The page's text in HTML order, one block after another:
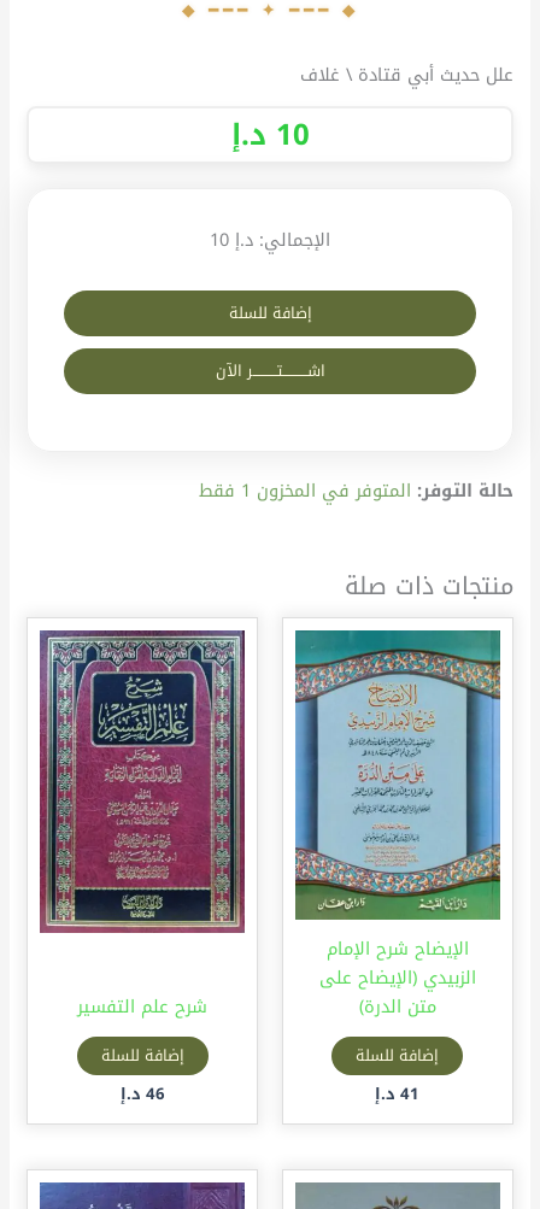
علل حديث أبي قتادة \ غلاف
حالة التوفر: المتوفر في المخزون 1 فقط
إضافة للسلة
اشــــــــــتــــــــــر الآن
الإجمالي: د.إ 10
10 د.إ
منتجات ذات صلة
الإيضاح شرح الإمام
الزبيدي (الإيضاح على
متن الدرة)
إضافة للسلة
41 د.إ
شرح علم التفسير
إضافة للسلة
46 د.إ